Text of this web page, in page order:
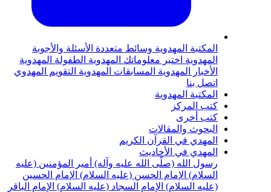
المهدويةوسائط متعددةالأسئلة والأجوبة
اختبر معلوماتك المهدويةالطفولة المهدوية
المهدويةالمسابقات المهدويةالتقويم المهدوي
المهدوية
والمقالات
في القرآن الكريم
في الأحاديث
الله (صلّى الله عليه وآله) أمير المؤمنين (عليه
الإمام الحسن (عليه السلام) الإمام الحسين
الإمام السجاد (عليه السلام) الإمام الباقر